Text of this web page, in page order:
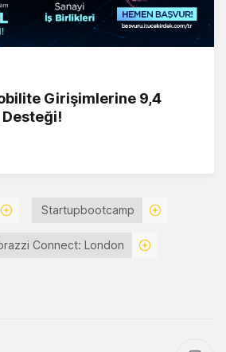
Girişimlerine 9,4
Desteği!
Startupbootcamp
Connect: London